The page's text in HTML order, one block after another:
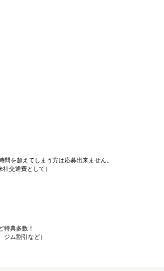
を超えてしまう方は応募出来ません。
交通費として）
典多数！
ジム割引など）